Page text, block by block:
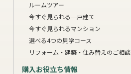
ルームツアー
今すぐ見られる一戸建て
今すぐ見られるマンション
選べる4つの見学コース
リフォーム・建築・住み替えのご相談
購入お役立ち情報